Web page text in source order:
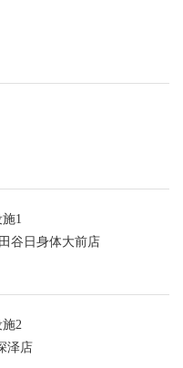
1
谷日身体大前店
2
泽店